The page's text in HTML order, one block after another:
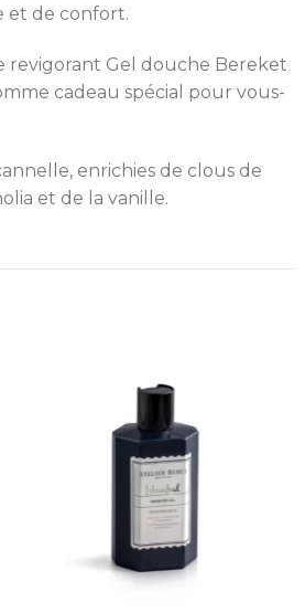
et de confort.
revigorant Gel douche Bereket
cadeau spécial pour vous-
enrichies de clous de
et de la vanille.